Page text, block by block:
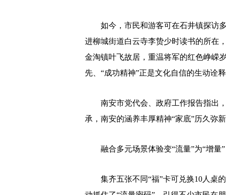
如今，市民和游客可在石井镇探访多
进柳城街道白云寺李贽少时读书的所在
金淘镇叶飞故居，重温将军的红色峥嵘
先、“成功精神”正是文化自信的生动诠释
南安市党代会、政府工作报告指出，
承，南安的涵养丰厚精神“家底”历久弥
融合多元场景体验变“流量”为“增量”
集齐五张不同“福”卡可兑换10人桌的